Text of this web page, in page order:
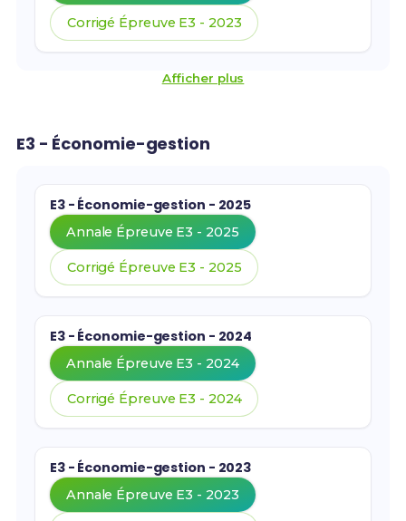
Corrigé Épreuve E3 - 2023
Afficher plus
E3 - Économie-gestion
E3 - Économie-gestion - 2025
Annale Épreuve E3 - 2025
Corrigé Épreuve E3 - 2025
E3 - Économie-gestion - 2024
Annale Épreuve E3 - 2024
Corrigé Épreuve E3 - 2024
E3 - Économie-gestion - 2023
Annale Épreuve E3 - 2023